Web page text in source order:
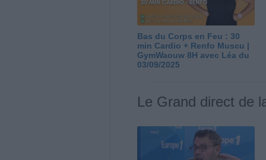
Bas du Corps en Feu : 30
min Cardio + Renfo Muscu |
GymWaouw 8H avec Léa du
03/09/2025
Le Grand direct de